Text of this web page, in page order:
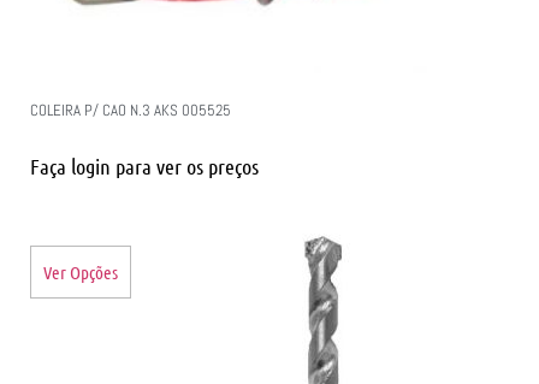
COLEIRA P/ CAO N.3 AKS 005525
Faça login para ver os preços
Ver Opções